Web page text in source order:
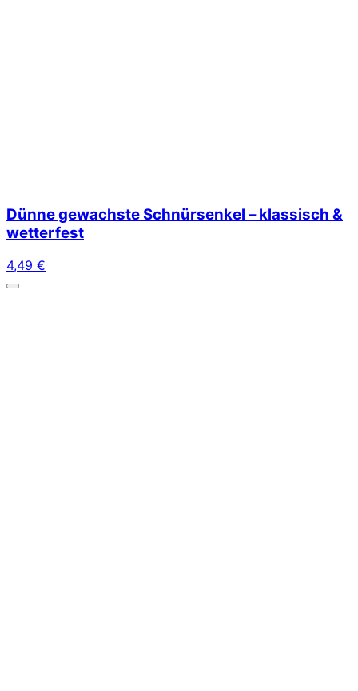
Dünne gewachste Schnürsenkel – klassisch &
wetterfest
4,49 €